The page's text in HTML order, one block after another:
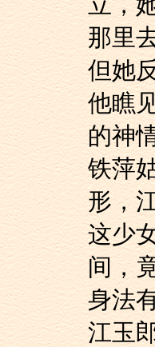
那里去


的神

形，

间，
身法
